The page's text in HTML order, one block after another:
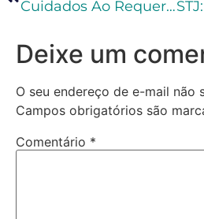
Cuidados Ao Requerer A Progressão De Regime
Deixe um
O seu endereço de e-mail não
Campos obrigatórios são
Comentário *